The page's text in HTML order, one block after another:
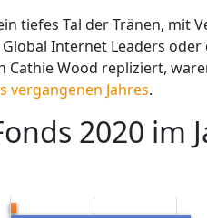
tiefes Tal der Tränen, mit
Internet Leaders
Cathie Wood repliziert,
vergangenen Jahres.
2020 im